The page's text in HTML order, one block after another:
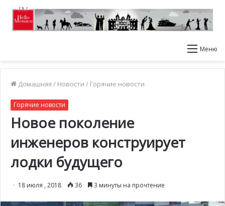
Меню
Домашняя / Новости / Горячие новости
Горячие новости
Новое поколение
инженеров конструирует
лодки будущего
18 июля , 2018 36 3 минуты на прочтение